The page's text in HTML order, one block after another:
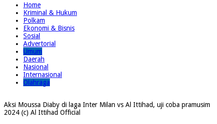
Home
Kriminal & Hukum
Polkam
Ekonomi & Bisnis
Sosial
Advertorial
Umum
Daerah
Nasional
Internasional
Olahraga
Aksi Moussa Diaby di laga Inter Milan vs Al Ittihad, uji coba pramusim
2024 (c) Al Ittihad Official